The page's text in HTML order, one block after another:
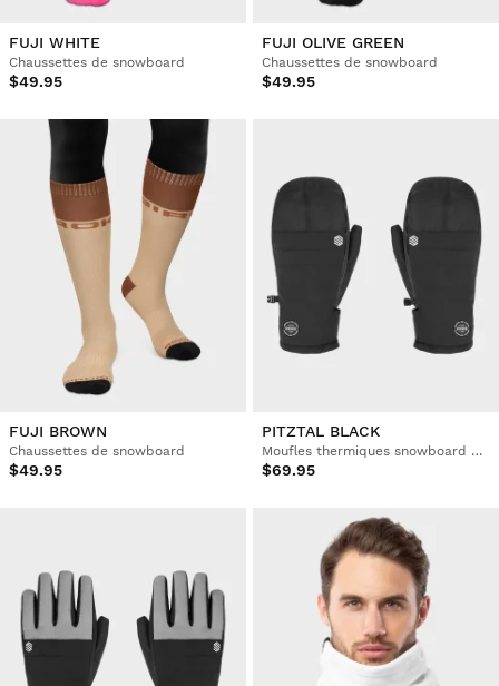
FUJI WHITE
Chaussettes de snowboard
$49.95
FUJI OLIVE GREEN
Chaussettes de snowboard
$49.95
FUJI BROWN
Chaussettes de snowboard
$49.95
PITZTAL BLACK
Moufles thermiques snowboard et ski
$69.95